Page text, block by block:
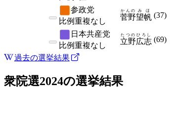
参政党
比例重複なし 菅野
かんの
望帆
みほ
(37)
日本共産党
比例重複なし 立野
たつの
広志
ひろし
(69)
過去の選挙結果
衆院選2024の選挙結果